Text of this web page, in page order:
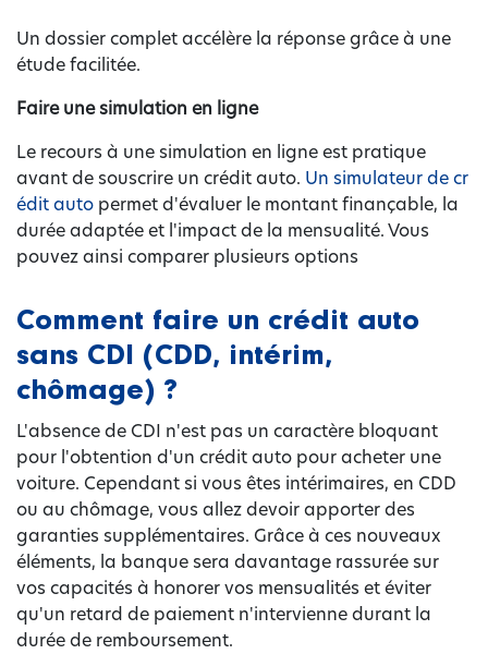
Un dossier complet accélère la réponse grâce à une
étude facilitée.
Faire une simulation en ligne
Le recours à une simulation en ligne est pratique
avant de souscrire un crédit auto. Un simulateur de cr
édit auto permet d'évaluer le montant finançable, la
durée adaptée et l'impact de la mensualité. Vous
pouvez ainsi comparer plusieurs options
Comment faire un crédit auto
sans CDI (CDD, intérim,
chômage) ?
L'absence de CDI n'est pas un caractère bloquant
pour l'obtention d'un crédit auto pour acheter une
voiture. Cependant si vous êtes intérimaires, en CDD
ou au chômage, vous allez devoir apporter des
garanties supplémentaires. Grâce à ces nouveaux
éléments, la banque sera davantage rassurée sur
vos capacités à honorer vos mensualités et éviter
qu'un retard de paiement n'intervienne durant la
durée de remboursement.